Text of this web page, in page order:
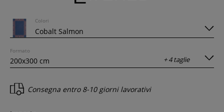
Colori
+ 4 taglie
Formato
Consegna entro 8-10 giorni lavorativi